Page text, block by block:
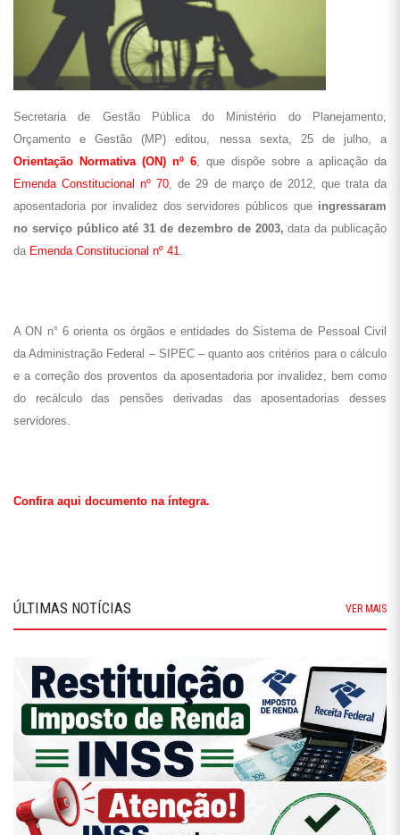
Secretaria de Gestão Pública do Ministério do Planejamento,
Orçamento e Gestão (MP) editou, nessa sexta, 25 de julho, a
Orientação Normativa (ON) nº 6, que dispõe sobre a aplicação da
Emenda Constitucional nº 70, de 29 de março de 2012, que trata da
aposentadoria por invalidez dos servidores públicos que ingressaram
no serviço público até 31 de dezembro de 2003,data da publicação
da Emenda Constitucional nº 41.
A ON n° 6 orienta os órgãos e entidades do Sistema de Pessoal Civil
da Administração Federal – SIPEC – quanto aos critérios para o cálculo
e a correção dos proventos da aposentadoria por invalidez, bem como
do recálculo das pensões derivadas das aposentadorias desses
servidores.
Confira aqui documento na íntegra.
ÚLTIMAS NOTÍCIAS VER MAIS